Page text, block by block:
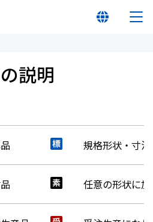
オイレスとは
製品
説明
規格形状・寸
任意の形状に